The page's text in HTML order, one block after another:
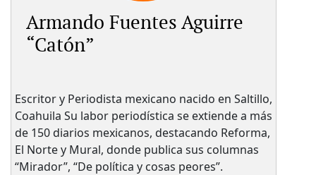
Armando Fuentes Aguirre
“Catón”
Escritor y Periodista mexicano nacido en Saltillo,
Coahuila Su labor periodística se extiende a más
de 150 diarios mexicanos, destacando Reforma,
El Norte y Mural, donde publica sus columnas
“Mirador”, “De política y cosas peores”.